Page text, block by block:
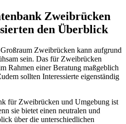
Zweibrücken
den Überblick
Zweibrücken kann aufgrund
sein. Das für Zweibrücken
Rahmen einer Beratung maßgeblich
sollten Interessierte eigenständig
für Zweibrücken und Umgebung ist
sie bietet einen neutralen und
über die unterschiedlichen